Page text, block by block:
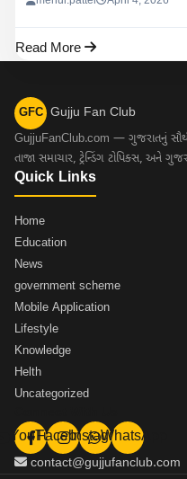
Read More
GFC Gujju Fan Club
GujjuFanClub.com — ગુજરાતનું
તાજા સમાચાર, ટ્રેન્ડિંગ ટોપિક્સ,
Quick Links
Home
Education
News
government scheme
Mobile Application
Lifestyle
Knowledge
Helth
Uncategorized
YouTube
FacebookInstagram
WhatsApp
contact@gujjufanclub.com